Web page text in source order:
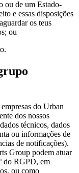
ou de um Estado-
e essas disposições
os teus
ou
do Urban
dos nossos
técnicos, dados
ou informações de
de notificações).
Group podem atuar
do RGPD, em
ou como